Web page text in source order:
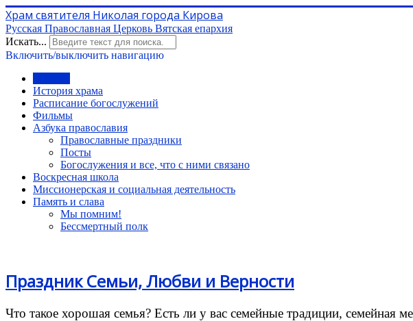
Храм святителя Николая города Кирова
Русская Православная Церковь Вятская епархия
Искать...
Включить/выключить навигацию
История храма
Расписание богослужений
Фильмы
Азбука православия
Православные праздники
Посты
Богослужения и все, что с ними связано
Воскресная школа
Миссионерская и социальная деятельность
Память и слава
Мы помним!
Бессмертный полк
Праздник Семьи, Любви и Верности
Что такое хорошая семья? Есть ли у вас семейные традиции, семейная